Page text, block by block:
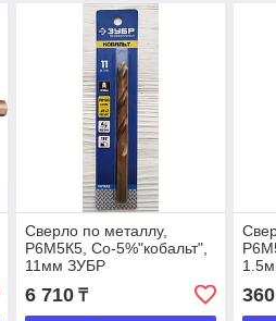
Сверло по металлу,
Р6М5К5, Co-5%"кобальт",
11мм ЗУБР
6 710₸ 360